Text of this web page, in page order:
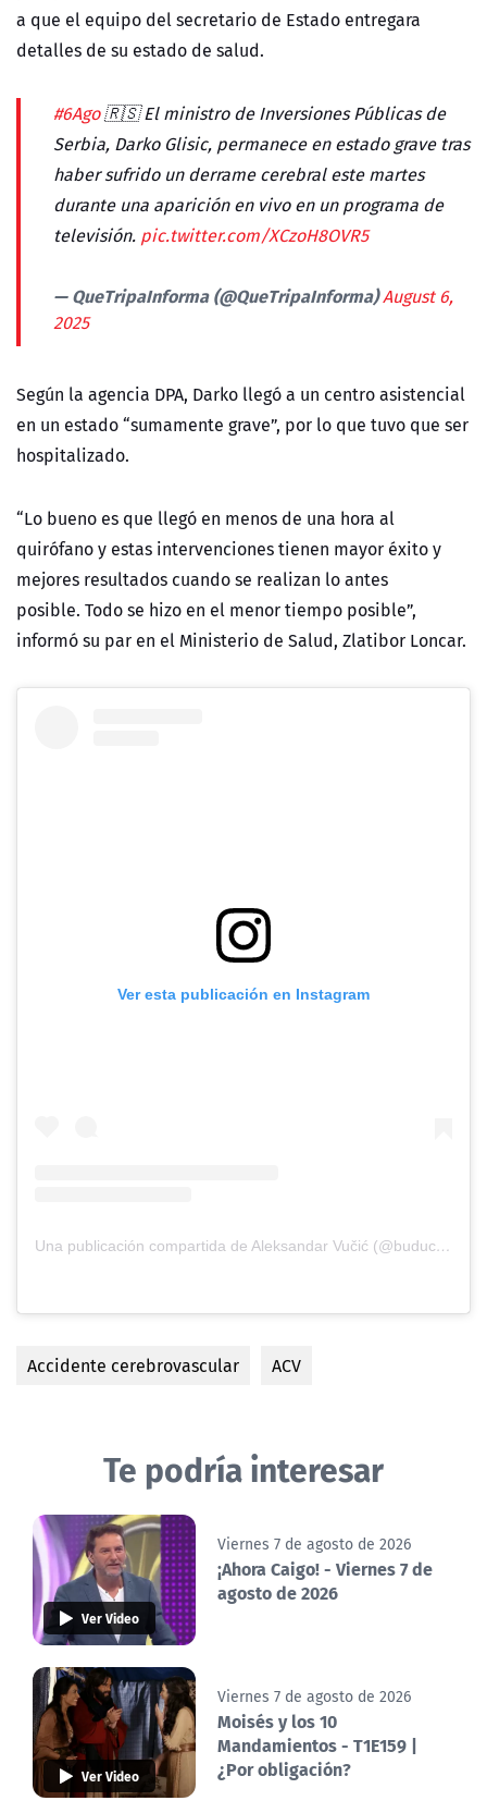
a que el equipo delsecretario de Estado entregara
detalles de su estado de salud.
#6Ago🇷🇸 El ministro de Inversiones Públicas de
Serbia, Darko Glisic, permanece en estado grave tras
haber sufrido un derrame cerebral este martes
durante una aparición en vivo en un programa de
televisión. pic.twitter.com/XCzoH8OVR5
— QueTripaInforma (@QueTripaInforma)August 6,
2025
Según la agencia DPA, Darko llegó a un centro asistencial
en un estado“sumamente grave”, por lo que tuvo que ser
hospitalizado.
“Lo bueno es que llegó en menos de una hora al
quirófano y estas intervenciones tienen mayor éxito y
mejores resultados cuando se realizan lo antes
posible. Todo se hizo en el menor tiempo posible”,
informósu par en el Ministerio de Salud, Zlatibor Loncar.
Ver esta publicación en Instagram
Una publicación compartida de Aleksandar Vučić (@buducnostsrbijeav)
Accidente cerebrovascular ACV
Te podría interesar
Ver Video
Viernes 7 de agosto de 2026
¡Ahora Caigo! - Viernes 7 de
agosto de 2026
Ver Video
Viernes 7 de agosto de 2026
Moisés y los 10
Mandamientos - T1E159 |
¿Por obligación?